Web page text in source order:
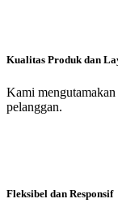
Kualitas Produk dan
Kami
pelanggan.
Fleksibel dan Responsif